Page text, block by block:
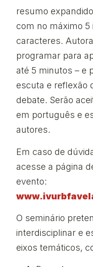
resumo
com no máximo 5
caracteres.
programar para
até 5 minutos – e
escuta e reflexão
debate. Serão
em português e
autores.
Em caso de
acesse a página
evento:
O seminário
interdisciplinar e
eixos temáticos,